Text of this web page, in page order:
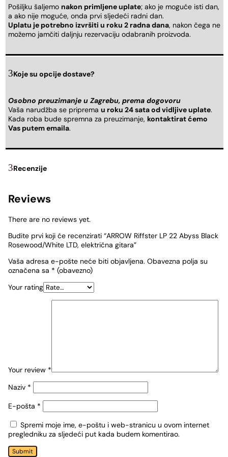
Pošiljku šaljemo nakon primljene uplate; ako je moguće isti dan,
a ako nije moguće, onda prvi sljedeći radni dan.
Uplatu je potrebno izvršiti u roku 2 radna dana, nakon čega ne
možemo jamčiti daljnju rezervaciju odabranih proizvoda.
Koje su opcije dostave?
Osobno preuzimanje u Zagrebu, prema dogovoru
Vaša narudžba se priprema u roku 24 sata od vidljive uplate.
Kada roba bude spremna za preuzimanje, kontaktirat ćemo
Vas putem emaila.
Recenzije
Reviews
There are no reviews yet.
Budite prvi koji će recenzirati “ARROW Riffster LP 22 Abyss Black
Rosewood/White LTD, električna gitara”
Vaša adresa e-pošte neće biti objavljena. Obavezna polja su
označena sa * (obavezno)
Your rating
Your review *
Naziv *
E-pošta *
Spremi moje ime, e-poštu i web-stranicu u ovom internet
pregledniku za sljedeći put kada budem komentirao.
Submit